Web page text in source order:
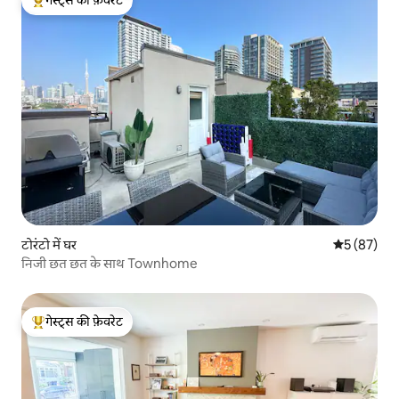
गेस्ट्स का टॉप फ़ेवरेट
टोरंटो में घर औसत रेटिंग
5 (87)
निजी छत छत के साथ Townhome
गेस्ट्स का टॉप फ़ेवरेट
गेस्ट्स की फ़ेवरेट